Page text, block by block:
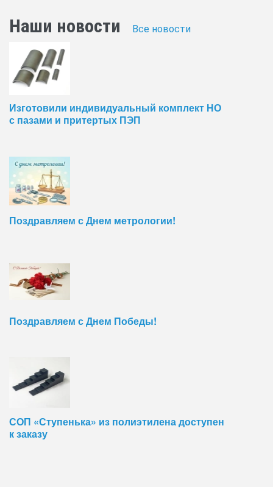
Наши новости Все новости
Изготовили индивидуальный комплект НО
с пазами и притертых ПЭП
Поздравляем с Днем метрологии!
Поздравляем с Днем Победы!
СОП «Ступенька» из полиэтилена доступен
к заказу